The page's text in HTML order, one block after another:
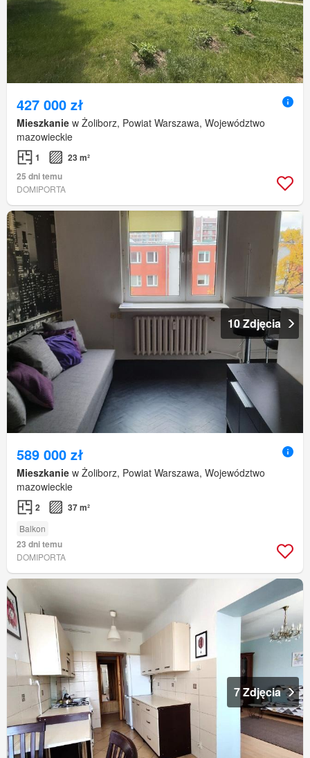
427 000 zł
Mieszkanie w Żoliborz, Powiat Warszawa, Województwo
mazowieckie
1
23 m²
25 dni temu
DOMIPORTA
10 Zdjęcia
589 000 zł
Mieszkanie w Żoliborz, Powiat Warszawa, Województwo
mazowieckie
2 37 m²
Balkon
23 dni temu
DOMIPORTA
7 Zdjęcia